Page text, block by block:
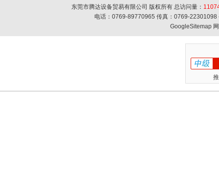
东莞市腾达设备贸易有限公司 版权所有 总访问量：
电话：0769-89770965 传真：0769-
GoogleSitemap网